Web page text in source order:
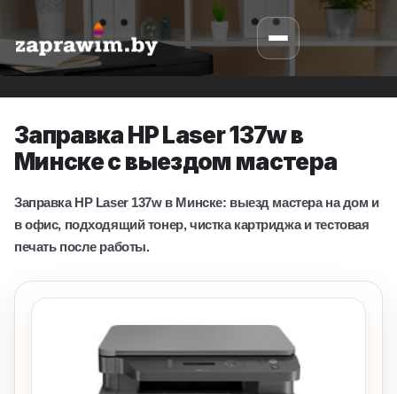
Заправка HP Laser 137w в
Минске с выездом мастера
Заправка HP Laser 137w в Минске: выезд мастера на дом и
в офис, подходящий тонер, чистка картриджа и тестовая
печать после работы.